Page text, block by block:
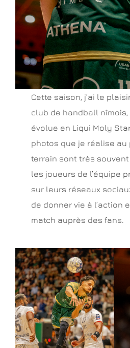
Cette saison, j’ai le
club de handball nîmois,
évolue en Liqui Moly
photos que je réalise au
terrain sont très
les joueurs de l’équipe
sur leurs réseaux
de donner vie à l’action
match auprès des fans.